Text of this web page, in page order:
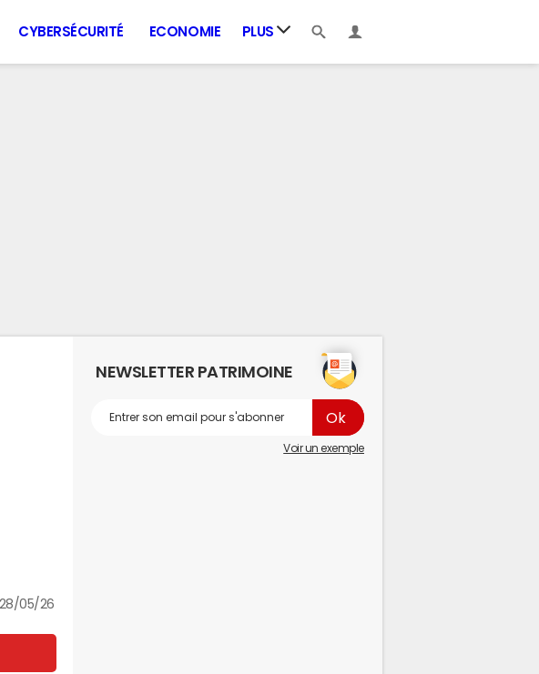
CYBERSÉCURITÉ ECONOMIE PLUS
28/05/26
NEWSLETTER PATRIMOINE
Voir un exemple